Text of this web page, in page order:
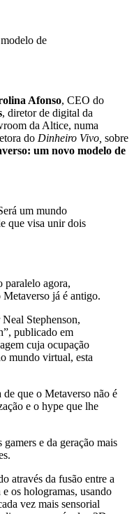
Afonso, CEO do
, diretor de digital da
da Altice, numa
do Dinheiro Vivo, sobre
um novo modelo de
um mundo
que visa unir dois
paralelo agora,
Metaverso já é antigo.
Stephenson,
publicado em
cuja ocupação
mundo virtual, esta
que o Metaverso não é
e o hype que lhe
e da geração mais
através da fusão entre a
os hologramas, usando
vez mais sensorial